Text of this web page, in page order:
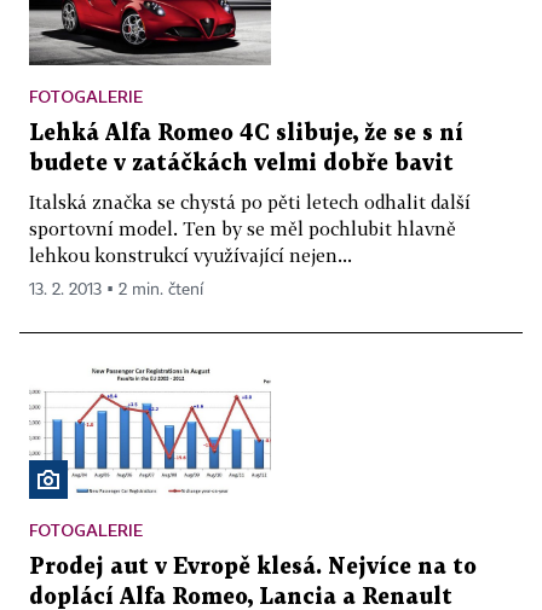
FOTOGALERIE
Lehká Alfa Romeo 4C slibuje, že se s ní
budete v zatáčkách velmi dobře bavit
Italská značka se chystá po pěti letech odhalit další
sportovní model. Ten by se měl pochlubit hlavně
lehkou konstrukcí využívající nejen...
13. 2. 2013 ▪ 2 min. čtení
FOTOGALERIE
Prodej aut v Evropě klesá. Nejvíce na to
doplácí Alfa Romeo, Lancia a Renault